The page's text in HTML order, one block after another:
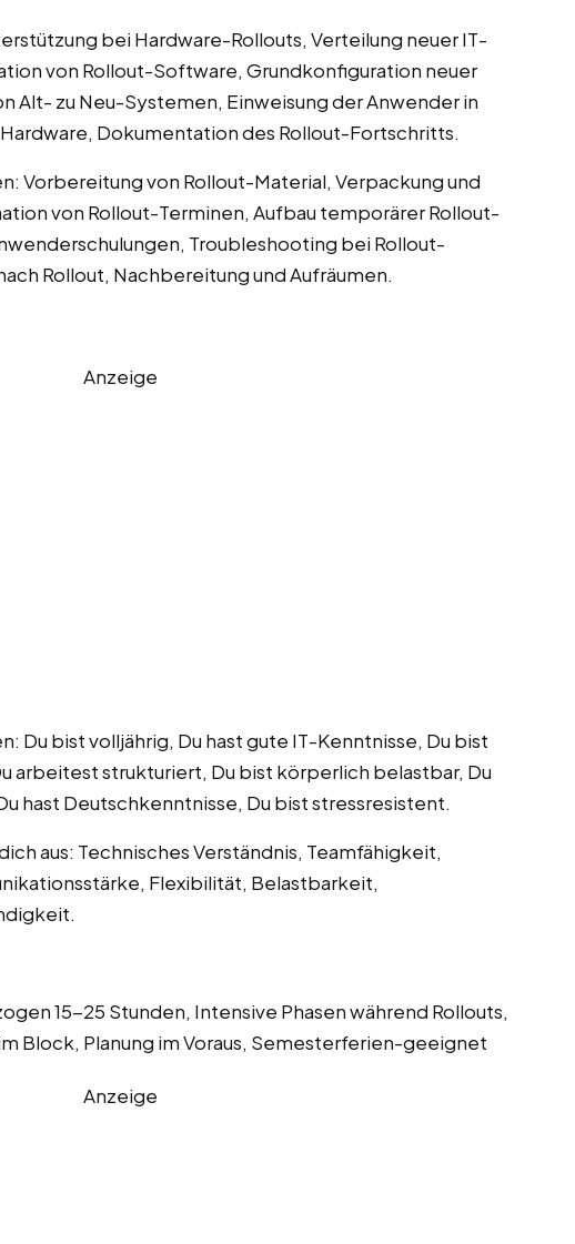
bei Hardware-Rollouts, Verteilung neuer IT-
von Rollout-Software, Grundkonfiguration neuer
Alt- zu Neu-Systemen, Einweisung der Anwender in
Dokumentation des Rollout-Fortschritts.
Vorbereitung von Rollout-Material, Verpackung und
von Rollout-Terminen, Aufbau temporärer Rollout-
Troubleshooting bei Rollout-
Rollout, Nachbereitung und Aufräumen.
Anzeige
Du bist volljährig, Du hast gute IT-Kenntnisse, Du bist
arbeitest strukturiert, Du bist körperlich belastbar, Du
hast Deutschkenntnisse, Du bist stressresistent.
aus: Technisches Verständnis, Teamfähigkeit,
Flexibilität, Belastbarkeit,
15-25 Stunden, Intensive Phasen während Rollouts,
Block, Planung im Voraus, Semesterferien-geeignet
Anzeige